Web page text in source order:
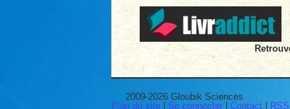
2009-2026 Gloubik Sciences
Plan du site
Se connecter Contact